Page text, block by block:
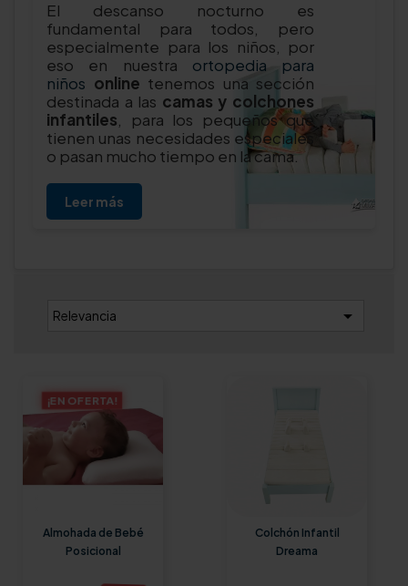
El descanso nocturno es
fundamental para todos, pero
especialmente para los niños, por
eso en nuestra ortopedia para
niños online tenemos una sección
destinada a las camas y colchones
infantiles , para los pequeños que
tienen unas necesidades especiales
o pasan mucho tiempo en la cama.
Leer más
Relevancia 
¡EN OFERTA!
Almohada de Bebé
Posicional
Colchón Infantil
Dreama